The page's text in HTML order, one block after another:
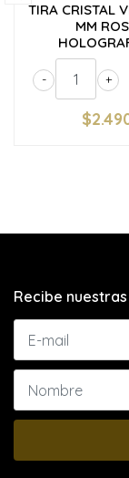
TIRA CRISTAL
MM
+
-
Recibe